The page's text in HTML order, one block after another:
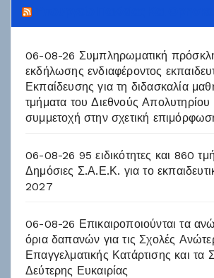
06-08-26 Συμπληρωματική
εκδήλωσης ενδιαφέροντος
Εκπαίδευσης για τη διδασκαλία
τμήματα του Διεθνούς Απολυτηρίου
συμμετοχή στην σχετική
06-08-26 95 ειδικότητες και 860
Δημόσιες Σ.Α.Ε.Κ. για το
2027
06-08-26 Επικαιροποιούνται τα
όρια δαπανών για τις Σχολές
Επαγγελματικής Κατάρτισης και τα
Δεύτερης Ευκαιρίας